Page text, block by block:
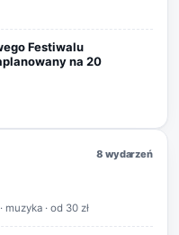
Festiwalu
na 20
8 wydarzeń
· od 30 zł